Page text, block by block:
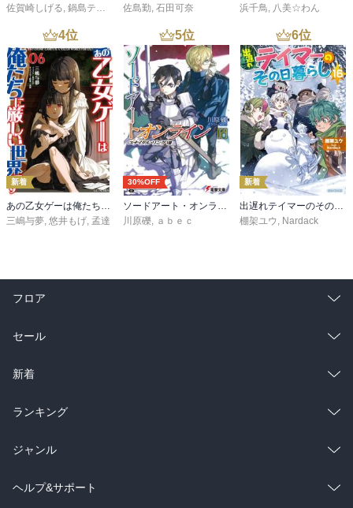
た。
佐賀崎しげる, 鍋島テツヒロ
佐島勤, 石田可奈
浜千鳥, 八美☆わん
4位
新着
三嶋与夢 悠井もげ 孟達
5位
30%OFF
川原礫
ａｂｅｃ
6位
新着
棚架ユウ Nardack
フロア
総合
ラノベ
雑誌・グラビア
BL・TL
セール
総合
ラノベ
雑誌・グラビア
BL・TL
新着
総合
ラノベ
雑誌・グラビア
ランキング
総合
ラノベ
ジャンル
コミック
ヘルプ&サポート